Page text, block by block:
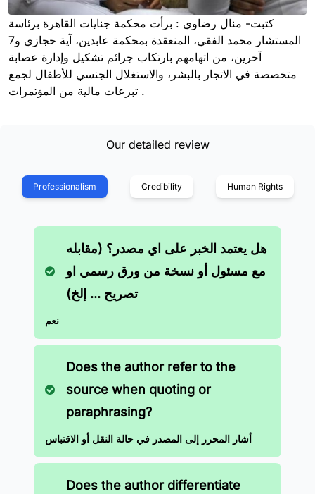
كتبت- منال رضاوي : برأت محكمة جنايات القاهرة برئاسة
المستشار محمد الفقي، المنعقدة بمحكمة عابدين، آية حجازي و7
آخرين، من اتهامهم بارتكاب جرائم تشكيل وإدارة عصابة
متخصصة في الاتجار بالبشر، والاستغلال الجنسي للأطفال لجمع
تبرعات مالية من المؤتمرات .
Our detailed review
Professionalism Credibility Human Rights
هل يعتمد الخبر على اي مصدر؟ (مقابله
مع مسئول أو نسخة من ورق رسمي او
تصريح ... إلخ)
نعم
Does the author refer to the
source when quoting or
paraphrasing?
أشار المحرر إلى المصدر في حالة النقل أو الاقتباس
Does the author differentiate